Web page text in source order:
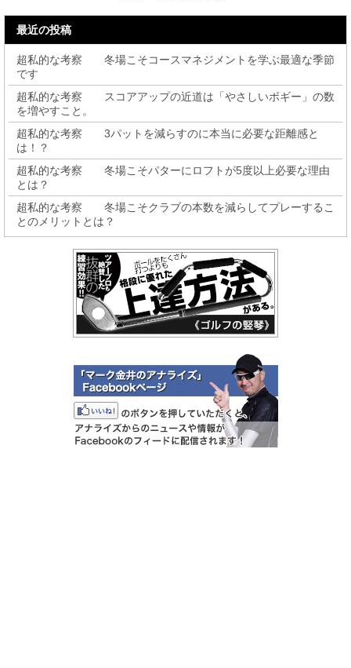
最近の投稿
超私的な考察 冬場こそコースマネジメントを学ぶ最適な季節
です
超私的な考察 スコアアップの近道は「やさしいボギー」の数
を増やすこと。
超私的な考察 3パットを減らすのに本当に必要な距離感と
は！？
超私的な考察 冬場こそパターにロフトが5度以上必要な理由
とは？
超私的な考察 冬場こそクラブの本数を減らしてプレーするこ
とのメリットとは？